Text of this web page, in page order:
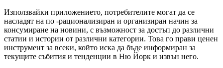
Използвайки приложението, потребителите могат да се
насладят на по -рационализиран и организиран начин за
консумиране на новини, с възможност за достъп до различни
статии и истории от различни категории. Това го прави ценен
инструмент за всеки, който иска да бъде информиран за
текущите събития и тенденции в Ню Йорк и извън него.